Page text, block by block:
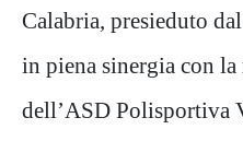
Calabria, presieduto dal
in piena sinergia con
dell’ASD Polisportiva